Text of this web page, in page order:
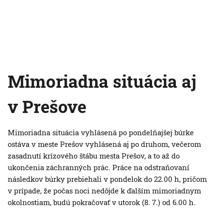
Mimoriadna situácia aj
v Prešove
Mimoriadna situácia vyhlásená po pondelňajšej búrke
ostáva v meste Prešov vyhlásená aj po druhom, večerom
zasadnutí krízového štábu mesta Prešov, a to až do
ukončenia záchranných prác. Práce na odstraňovaní
následkov búrky prebiehali v pondelok do 22.00 h, pričom
v prípade, že počas noci nedôjde k ďalším mimoriadnym
okolnostiam, budú pokračovať v utorok (8. 7.) od 6.00 h.